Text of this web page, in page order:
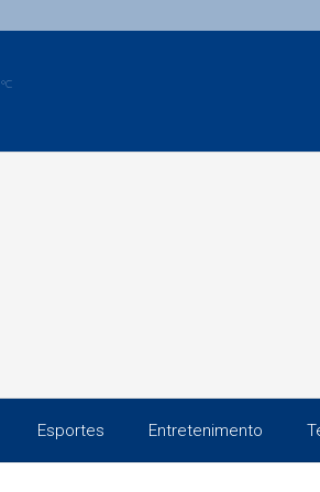
°C
Esportes Entretenimento